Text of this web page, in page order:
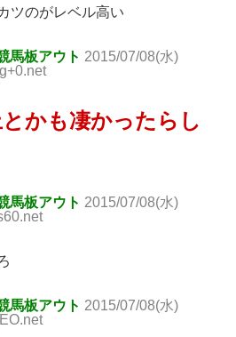
ツのがレベル高い
馬板アウト 2015/07/08(水)
かも凄かったらし
馬板アウト 2015/07/08(水)
馬板アウト 2015/07/08(水)